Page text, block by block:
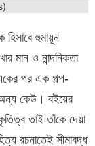
হিসাবে হুমায়ূন
মান ও নান্দনিকতা
পর এক গল্প-
অন্য কেউ। বইয়ের
তাই তাঁকে দেয়া
রচনাতেই সীমাবদ্ধ